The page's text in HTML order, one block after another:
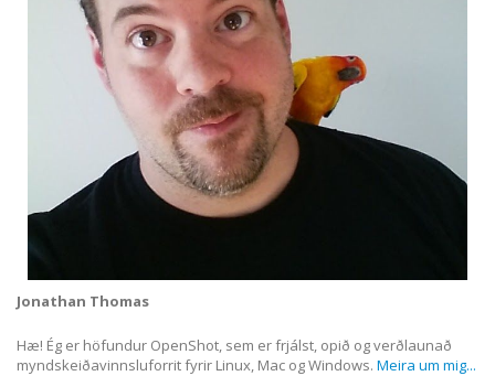
Jonathan Thomas
Hæ! Ég er höfundur OpenShot, sem er frjálst, opið og verðlaunað
myndskeiðavinnsluforrit fyrir Linux, Mac og Windows. Meira um mig...